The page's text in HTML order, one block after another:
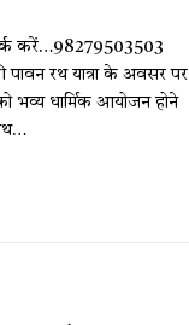
करें…98279503503
पावन रथ यात्रा के अवसर पर
भव्य धार्मिक आयोजन होने